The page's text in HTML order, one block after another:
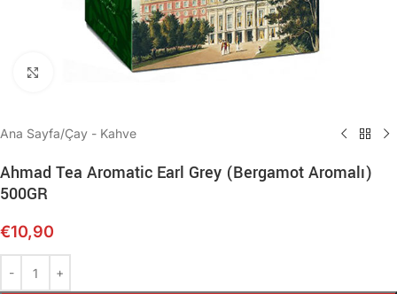
Büyütmek için tıklayın
Ana Sayfa/Çay - Kahve
Ahmad Tea Aromatic Earl Grey (Bergamot Aromalı)
500GR
€10,90